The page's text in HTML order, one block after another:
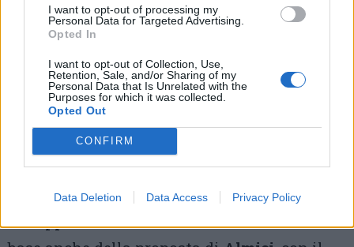
I want to opt-out of processing my
Personal Data for Targeted Advertising.
Opted In
I want to opt-out of Collection, Use,
Retention, Sale, and/or Sharing of my
Personal Data that Is Unrelated with the
Purposes for which it was collected.
Opted Out
CONFIRM
Data Deletion Data Access Privacy Policy
ci abita.
«socialità che stanno creando le
associazioni» e soprattutto sul «confronto». Il
Patto civico, inoltre, è «molto favorevole al
restauro della chiesetta» perché «può
Il «rapporto diretto e continuativo» è alla